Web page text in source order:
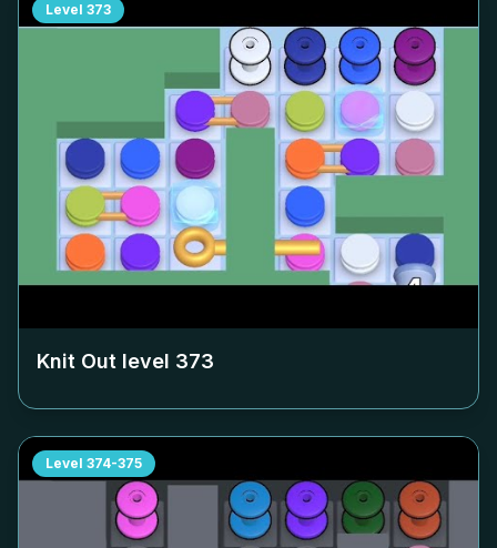
Level 373
Knit Out level 373
Level 374-375